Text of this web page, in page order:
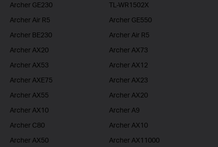
Archer GE230
TL-WR1502X
Archer Air R5
Archer GE550
Archer BE230
Archer Air R5
Archer AX20
Archer AX73
Archer AX53
Archer AX12
Archer AXE75
Archer AX23
Archer AX55
Archer AX20
Archer AX10
Archer A9
Archer C80
Archer AX10
Archer AX50
Archer AX11000